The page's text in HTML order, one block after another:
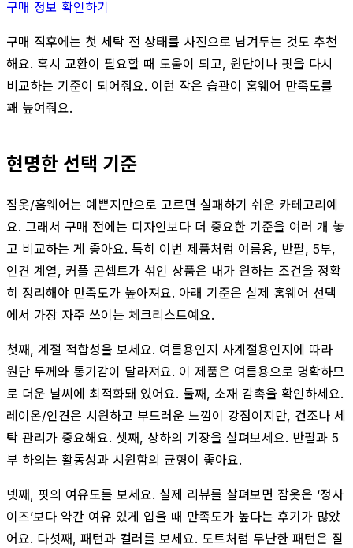
구매 정보 확인하기
구매 직후에는 첫 세탁 전 상태를 사진으로 남겨두는 것도 추천
해요. 혹시 교환이 필요할 때 도움이 되고, 원단이나 핏을 다시
비교하는 기준이 되어줘요. 이런 작은 습관이 홈웨어 만족도를
꽤 높여줘요.
현명한 선택 기준
잠옷/홈웨어는 예쁜지만으로 고르면 실패하기 쉬운 카테고리예
요. 그래서 구매 전에는 디자인보다 더 중요한 기준을 여러 개 놓
고 비교하는 게 좋아요. 특히 이번 제품처럼 여름용, 반팔, 5부,
인견 계열, 커플 콘셉트가 섞인 상품은 내가 원하는 조건을 정확
히 정리해야 만족도가 높아져요. 아래 기준은 실제 홈웨어 선택
에서 가장 자주 쓰이는 체크리스트예요.
첫째, 계절 적합성을 보세요. 여름용인지 사계절용인지에 따라
원단 두께와 통기감이 달라져요. 이 제품은 여름용으로 명확하므
로 더운 날씨에 최적화돼 있어요. 둘째, 소재 감촉을 확인하세요.
레이온/인견은 시원하고 부드러운 느낌이 강점이지만, 건조나 세
탁 관리가 중요해요. 셋째, 상하의 기장을 살펴보세요. 반팔과 5
부 하의는 활동성과 시원함의 균형이 좋아요.
넷째, 핏의 여유도를 보세요. 실제 리뷰를 살펴보면 잠옷은 ‘정사
이즈’보다 약간 여유 있게 입을 때 만족도가 높다는 후기가 많았
어요. 다섯째, 패턴과 컬러를 보세요. 도트처럼 무난한 패턴은 질